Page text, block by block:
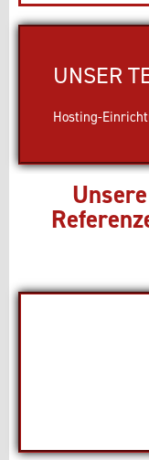
UNSER
Hosting-
Unsere